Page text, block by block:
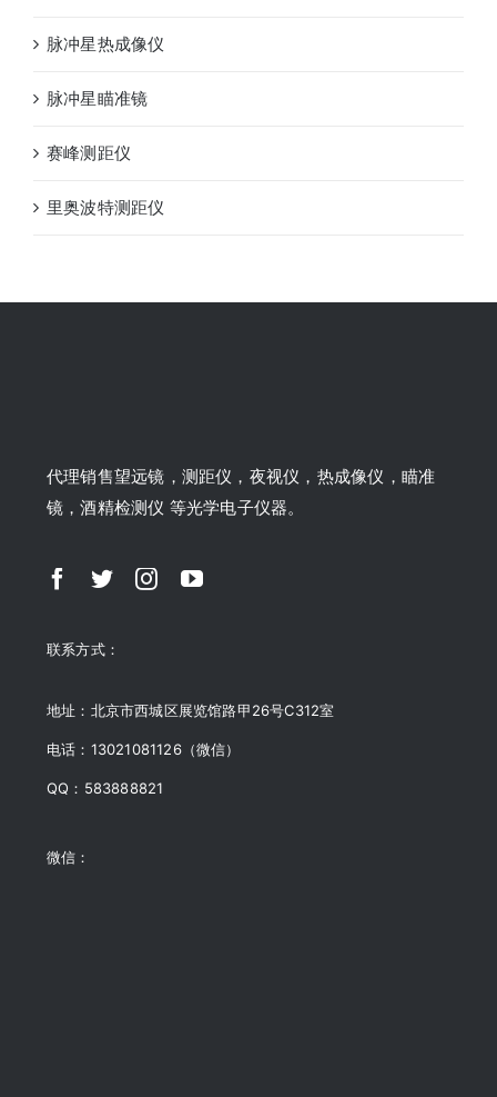
脉冲星热成像仪
脉冲星瞄准镜
赛峰测距仪
里奥波特测距仪
代理销售望远镜，测距仪，夜视仪，热成像仪，瞄准
镜，酒精检测仪 等光学电子仪器。
联系方式：
地址：北京市西城区展览馆路甲26号C312室
电话：13021081126（微信）
QQ：583888821
微信：